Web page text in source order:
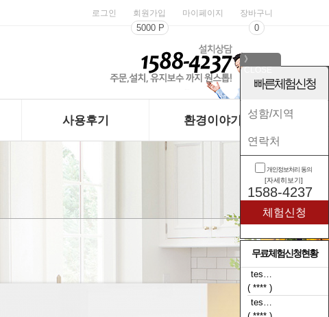
로그인 회원가입
5000 P
마이페이지 장바구니
0
사용후기 환경이야기
》
빠른체험신청
개인정보처리 동의
[자세히보기]
1588-4237
무료체험신청현황
tes…
( **** )
tes…
( **** )
tes…